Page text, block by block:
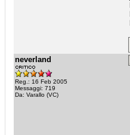
neverland
Reg.: 16 Feb 2005
Messaggi: 719
Da: Varallo (VC)